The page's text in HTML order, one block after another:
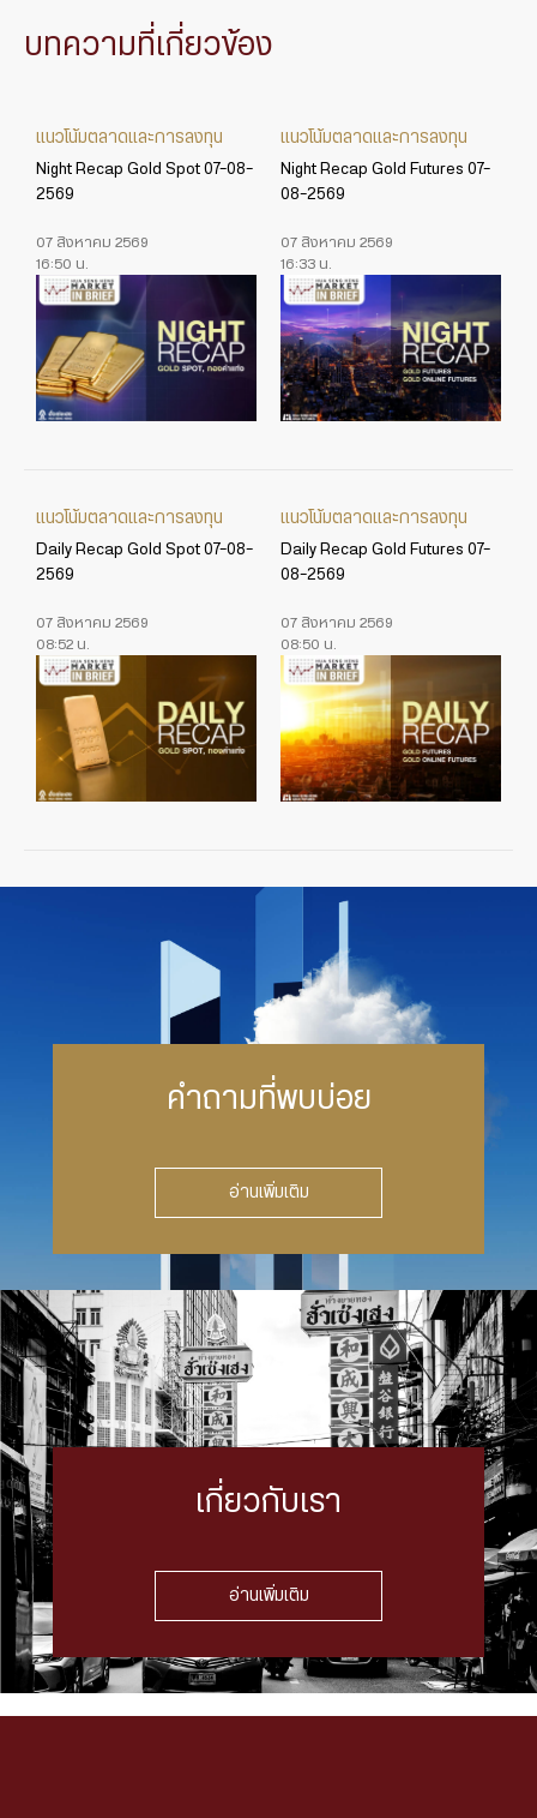
บทความที่เกี่ยวข้อง
แนวโน้มตลาดและการลงทุน
Night Recap Gold Spot 07-08-
2569
07 สิงหาคม 2569
16:50 น.
แนวโน้มตลาดและการลงทุน
Night Recap Gold Futures 07-
08-2569
07 สิงหาคม 2569
16:33 น.
แนวโน้มตลาดและการลงทุน
Daily Recap Gold Spot 07-08-
2569
07 สิงหาคม 2569
08:52 น.
แนวโน้มตลาดและการลงทุน
Daily Recap Gold Futures 07-
08-2569
07 สิงหาคม 2569
08:50 น.
คำถามที่พบบ่อย
อ่านเพิ่มเติม
เกี่ยวกับเรา
อ่านเพิ่มเติม